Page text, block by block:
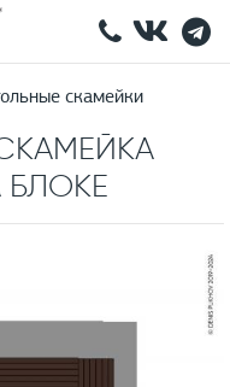
скамейки
БЛОКЕ